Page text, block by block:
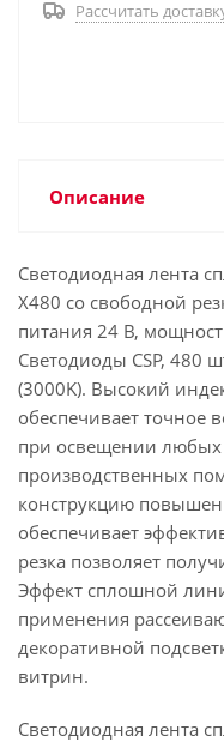
Рассчитать
Описание
Светодиодная лента
X480 со свободной
питания 24 В,
Светодиоды CSP, 480
(3000K). Высокий
обеспечивает точное
при освещении
производственных
конструкцию
обеспечивает
резка позволяет
Эффект сплошной
применения
декоративной
витрин.
Светодиодная лента